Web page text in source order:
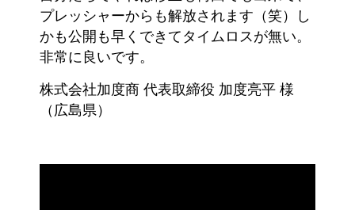
プレッシャーからも解放されます（笑）し
かも公開も早くできてタイムロスが無い。
非常に良いです。
株式会社加度商 代表取締役 加度亮平 様
（広島県）